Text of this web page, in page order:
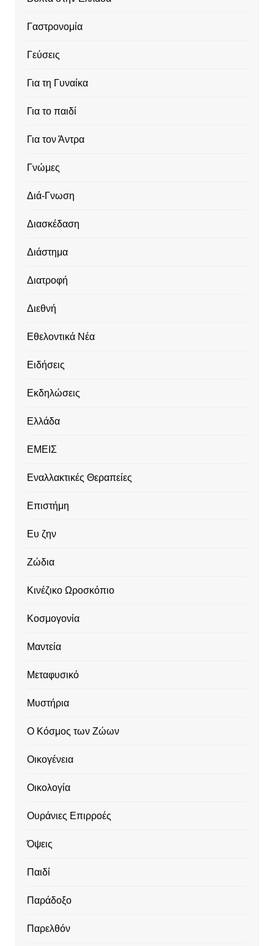
Γαστρονομία
Γεύσεις
Για τη Γυναίκα
Για το παιδί
Για τον Άντρα
Γνώμες
Διά-Γνωση
Διασκέδαση
Διάστημα
Διατροφή
Διεθνή
Εθελοντικά Νέα
Ειδήσεις
Εκδηλώσεις
Ελλάδα
ΕΜΕΙΣ
Εναλλακτικές Θεραπείες
Επιστήμη
Ευ ζην
Ζώδια
Κινέζικο Ωροσκόπιο
Κοσμογονία
Μαντεία
Μεταφυσικό
Μυστήρια
Ο Κόσμος των Ζώων
Οικογένεια
Οικολογία
Ουράνιες Επιρροές
Όψεις
Παιδί
Παράδοξο
Παρελθόν